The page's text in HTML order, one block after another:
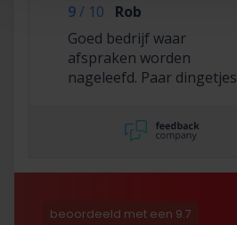
9/ 10
Rob
Goed bedrijf waar
afspraken worden
nageleefd. Paar dingetjes
korting gekregen. Duurde
lang eer ik de sleutel
met excuses , maar na
is alles toch na
beoordeeld met een 9.7